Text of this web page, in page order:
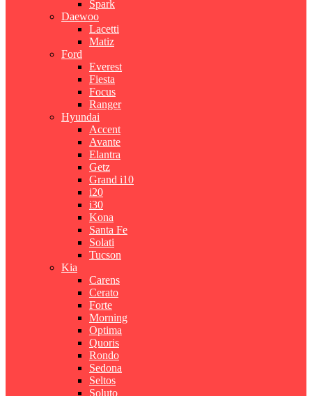
Spark
Daewoo
Lacetti
Matiz
Ford
Everest
Fiesta
Focus
Ranger
Hyundai
Accent
Avante
Elantra
Getz
Grand i10
i20
i30
Kona
Santa Fe
Solati
Tucson
Kia
Carens
Cerato
Forte
Morning
Optima
Quoris
Rondo
Sedona
Seltos
Soluto